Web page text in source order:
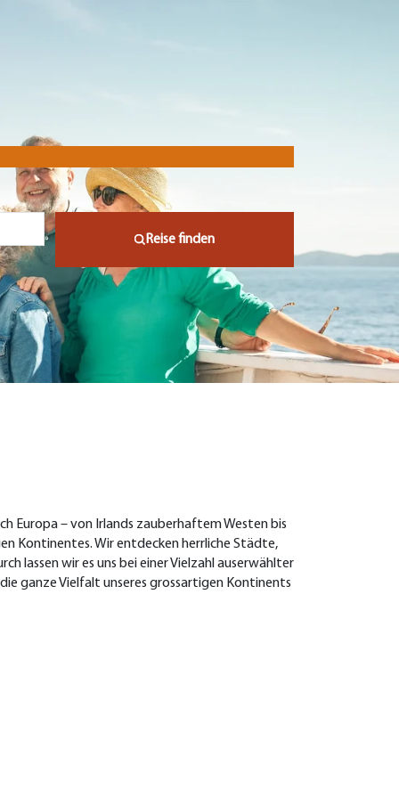
Reise finden
Europa – von Irlands zauberhaftem Westen bis
Kontinentes. Wir entdecken herrliche Städte,
lassen wir es uns bei einer Vielzahl auserwählter
ganze Vielfalt unseres grossartigen Kontinents